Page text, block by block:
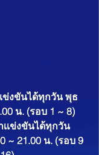
ข่งขันได้ทุกวัน พุธ
น. (รอบ 1 ~ 8)
เเข่งขันได้ทุกวัน
~ 21.00 น. (รอบ 9